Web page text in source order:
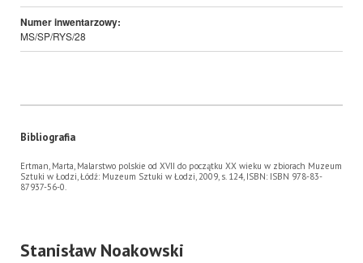
Numer inwentarzowy:
MS/SP/RYS/28
Bibliografia
Ertman, Marta, Malarstwo polskie od XVII do początku XX wieku w zbiorach Muzeum
Sztuki w Łodzi, Łódź: Muzeum Sztuki w Łodzi, 2009, s. 124, ISBN: ISBN 978-83-
87937-56-0.
Stanisław Noakowski